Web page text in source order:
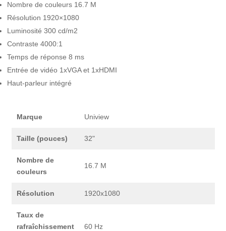
Nombre de couleurs 16.7 M
Résolution 1920×1080
Luminosité 300 cd/m2
Contraste 4000:1
Temps de réponse 8 ms
Entrée de vidéo 1xVGA et 1xHDMI
Haut-parleur intégré
Marque Uniview
Taille (pouces) 32"
Nombre de
couleurs
16.7 M
Résolution 1920x1080
Taux de
rafraîchissement
60 Hz